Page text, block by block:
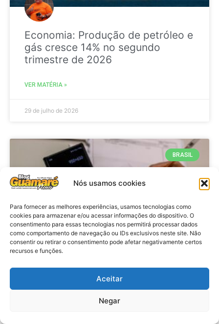
Nós usamos cookies
Para fornecer as melhores experiências, usamos tecnologias como
cookies para armazenar e/ou acessar informações do dispositivo. O
consentimento para essas tecnologias nos permitirá processar dados
como comportamento de navegação ou IDs exclusivos neste site. Não
consentir ou retirar o consentimento pode afetar negativamente certos
recursos e funções.
Aceitar
Negar
Economia: Produção de petróleo e
gás cresce 14% no segundo
trimestre de 2026
VER MATÉRIA »
29 de julho de 2026
BRASIL
Economia: Prazo de adesão ao
Programa Desenrola 2.0 é
prorrogado